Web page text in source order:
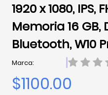
1920 x 1080, IPS,
Memoria 16 GB,
Bluetooth, W10
Marca:
$1100.00